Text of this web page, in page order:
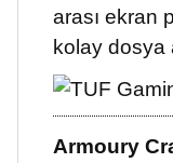
arası ekran
kolay dosya
Armoury